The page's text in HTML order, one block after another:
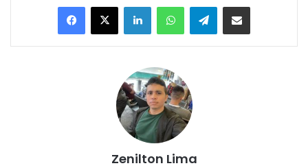
Telegram
Zenilton Lima